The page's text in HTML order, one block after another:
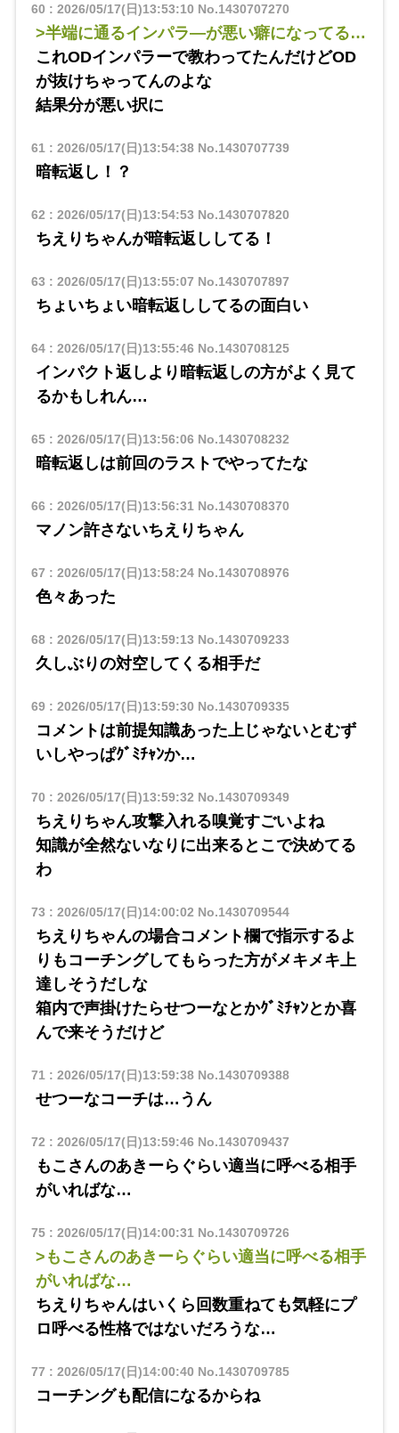
60 : 2026/05/17(日)13:53:10 No.1430707270
>半端に通るインパラ―が悪い癖になってる…
これODインパラーで教わってたんだけどOD
が抜けちゃってんのよな
結果分が悪い択に
61 : 2026/05/17(日)13:54:38No.1430707739
暗転返し！？
62 : 2026/05/17(日)13:54:53 No.1430707820
ちえりちゃんが暗転返ししてる！
63 : 2026/05/17(日)13:55:07 No.1430707897
ちょいちょい暗転返ししてるの面白い
64: 2026/05/17(日)13:55:46 No.1430708125
インパクト返しより暗転返しの方がよく見て
るかもしれん…
65: 2026/05/17(日)13:56:06 No.1430708232
暗転返しは前回のラストでやってたな
66 : 2026/05/17(日)13:56:31 No.1430708370
マノン許さないちえりちゃん
67 : 2026/05/17(日)13:58:24No.1430708976
色々あった
68: 2026/05/17(日)13:59:13 No.1430709233
久しぶりの対空してくる相手だ
69: 2026/05/17(日)13:59:30 No.1430709335
コメントは前提知識あった上じゃないとむず
いしやっぱｸﾞﾐﾁｬﾝか…
70 : 2026/05/17(日)13:59:32 No.1430709349
ちえりちゃん攻撃入れる嗅覚すごいよね
知識が全然ないなりに出来るとこで決めてる
わ
73 : 2026/05/17(日)14:00:02 No.1430709544
ちえりちゃんの場合コメント欄で指示するよ
りもコーチングしてもらった方がメキメキ上
達しそうだしな
箱内で声掛けたらせつーなとかｸﾞﾐﾁｬﾝとか喜
んで来そうだけど
71 : 2026/05/17(日)13:59:38No.1430709388
せつーなコーチは…うん
72 : 2026/05/17(日)13:59:46 No.1430709437
もこさんのあきーらぐらい適当に呼べる相手
がいればな…
75: 2026/05/17(日)14:00:31 No.1430709726
>もこさんのあきーらぐらい適当に呼べる相手
がいればな…
ちえりちゃんはいくら回数重ねても気軽にプ
ロ呼べる性格ではないだろうな…
77 : 2026/05/17(日)14:00:40 No.1430709785
コーチングも配信になるからね